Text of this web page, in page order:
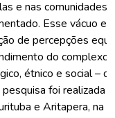
e nas comunidades
Esse vácuo
de percepções
do complexo
étnico e social –
pesquisa foi realizada
e Aritapera, na